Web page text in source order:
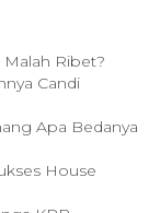
Ribet?
Candi
Apa Bedanya
House